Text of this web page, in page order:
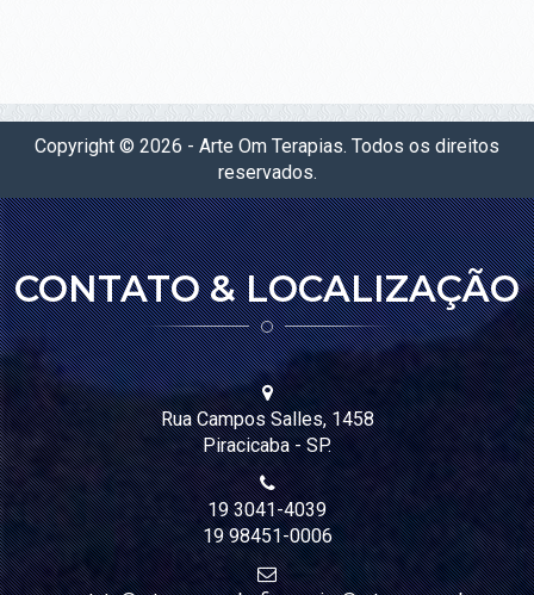
VISUALIZAÇÃO SISTÊMICA
PSICOTERAPIA TRADICIONAL
PSICOTERAPIA DO AYURVEDA
YOGA MASSAGEM AYURVEDICA
AROMATERAPIA
ASTROLOGIA VÉDICA
REIKE (CURA ENERGÉTICA)
PROGRAMA DETOX PIRACICABA - PURIFICAÇÃO AYURVEDICA
REDE DE APOIO PRÉ E PÓS PARTO
YOGA
Copyright © 2026 - Arte Om Terapias. Todos os direitos
reservados.
CONTATO & LOCALIZAÇÃO
Rua Campos Salles, 1458
Piracicaba - SP.
19 3041-4039
19 98451-0006